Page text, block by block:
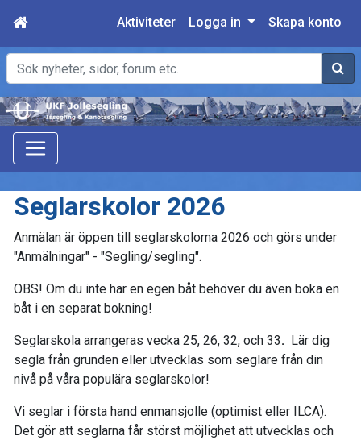
Aktiviteter Logga in Skapa konto
Sök
Seglarskolor 2026
Anmälan är öppen till seglarskolorna 2026 och görs under
"Anmälningar" - "Segling/segling".
OBS! Om du inte har en egen båt behöver du även boka en
båt i en separat bokning!
Seglarskola arrangeras vecka 25, 26, 32, och 33. Lär dig
segla från grunden eller utvecklas som seglare från din
nivå på våra populära seglarskolor!
Vi seglar i första hand enmansjolle (optimist eller ILCA).
Det gör att seglarna får störst möjlighet att utvecklas och